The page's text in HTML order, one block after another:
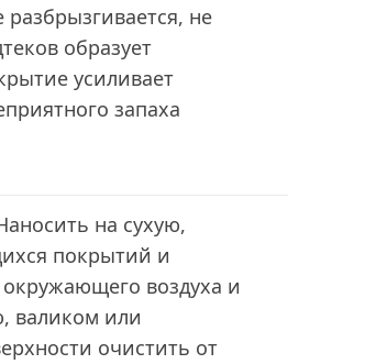
разбрызгивается, не
образует
усиливает
запаха
на сухую,
покрытий и
воздуха и
валиком или
очистить от